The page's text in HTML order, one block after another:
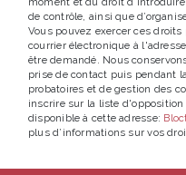
de contrôle, ainsi que
Vous pouvez exercer ces
courrier électronique à
être demandé. Nous
prise de contact puis pendant
probatoires et de gestion des
inscrire sur la liste
disponible à cette adresse:
plus d’informations sur vos